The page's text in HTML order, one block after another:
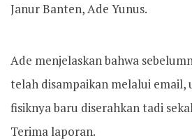
Janur Banten, Ade Yunus.
Ade menjelaskan bahwa
telah disampaikan melalui email,
fisiknya baru diserahkan tadi
Terima laporan.